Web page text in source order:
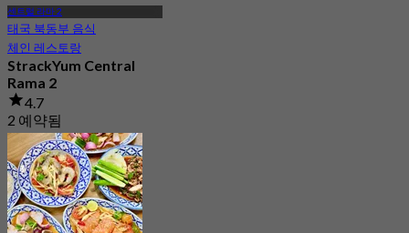
센트럴 라마 2
태국 북동부 음식
체인 레스토랑
StrackYum Central
Rama 2
4.7
2 예약됨
에서฿ 416.66